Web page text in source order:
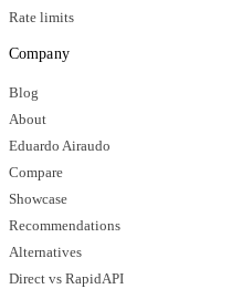
Rate limits
Company
Blog
About
Eduardo Airaudo
Compare
Showcase
Recommendations
Alternatives
Direct vs RapidAPI